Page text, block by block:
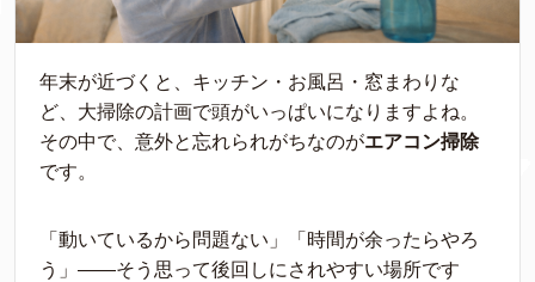
年末が近づくと、キッチン・お風呂・窓まわりな
ど、大掃除の計画で頭がいっぱいになりますよね。
その中で、意外と忘れられがちなのがエアコン掃除
です。
「動いているから問題ない」「時間が余ったらやろ
う」——そう思って後回しにされやすい場所です